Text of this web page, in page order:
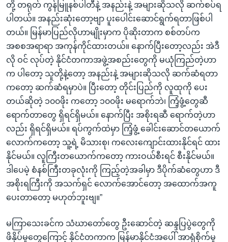
တို့ တရုတ် ကွန်မြူနစ်ပါတီနဲ့ အနည်းနဲ့ အများဆိုသလို ဆက်စပ်ရ
ပါတယ်။ အနည်းဆုံးတော့ဗျာ ပူးပေါင်းဆောင်ရွက်ရတာဖြစ်ပါ
တယ်။ မြန်မာပြည်လိုဟာမျိုးမှာက ပိုဆိုးတာက စစ်တပ်က
အစစအရာရာ အကုန်ကိုင်ထားတယ်။ နောက်ပြီးတော့လည်း အဲဒီ
လို ဝင် လုပ်တဲ့ နိုင်ငံတကာအဖွဲ့အစည်းတွေကို မယုံကြည်တဲ့ဟာ
က ပါတော့ သူတို့နဲ့တော့ အနည်းနဲ့ အများဆိုသလို ဆက်ဆံရတာ
ကတော့ ဆက်ဆံရမှာပဲ။ ပြီးတော့ တိုင်းပြည်ကို လူထုကို ပေး
တယ်ဆိုတဲ့ ၁၀၀ဖိုး ကတော့ ၁၀၀ဖိုး မရောက်ဘဲ၊ ကြံ့ဖွံ့တွေဆီ
ရောက်တာတွေ ရှိရင်ရှိမယ်။ နောက်ပြီး အစိုးရဆီ ရောက်တဲ့ဟာ
လည်း ရှိရင်ရှိမယ်။ ရပ်ကွက်ထဲမှာ ကြံ့ဖွံ့ ခေါင်းဆောင်တယောက်
လောက်ကတော့ သူ့ရဲ့ မိသားစု၊ ကလေးကျောင်းထားနိုင်ရင် ထား
နိုင်မယ်။ လူကြီးတယောက်ကတော့ ကားဝယ်စီးရင် စီးနိုင်မယ်။
ဒါပေမဲ့ စံနစ်ကြီးတခုလုံးကို ကြည့်တဲ့အခါမှာ ဒီပိုက်ဆံတွေဟာ ဒီ
အစိုးရကြီးကို အသက်ရှင် လောက်အောင်တော့ အထောက်အကူ
ပေးတာတော့ မဟုတ်ဘူးဗျ။”
မကြာသေးခင်က သံဃာတော်တွေ ဦးဆောင်တဲ့ ဆန္ဒပြပွဲတွေကို
ဖိနှိပ်မှုတွေကြောင့် နိုင်ငံတကာက မြန်မာနိုင်ငံအပေါ် အာရုံစိုက်မှု